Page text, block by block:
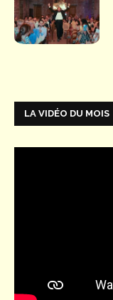
LA VIDÉO DU MOIS